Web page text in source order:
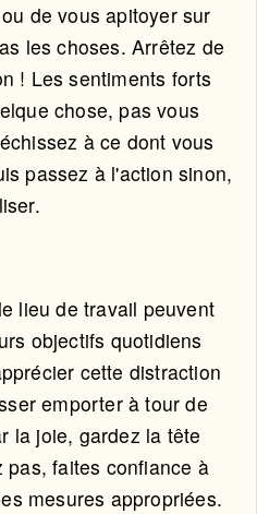
de vous apitoyer sur
les choses. Arrêtez de
! Les sentiments forts
chose, pas vous
à ce dont vous
passez à l'action sinon,
lieu de travail peuvent
objectifs quotidiens
cette distraction
emporter à tour de
la joie, gardez la tête
faites confiance à
mesures appropriées.